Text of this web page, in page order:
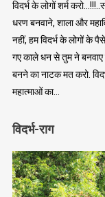
विदर्भ के लोगों शर्म
धरण बनवाने, शाला और
नहीं, हम विदर्भ के लोगों के
गए काले धन से तुम ने बनवाए
बनने का नाटक मत करो.
महात्माओं का…
विदर्भ-राग